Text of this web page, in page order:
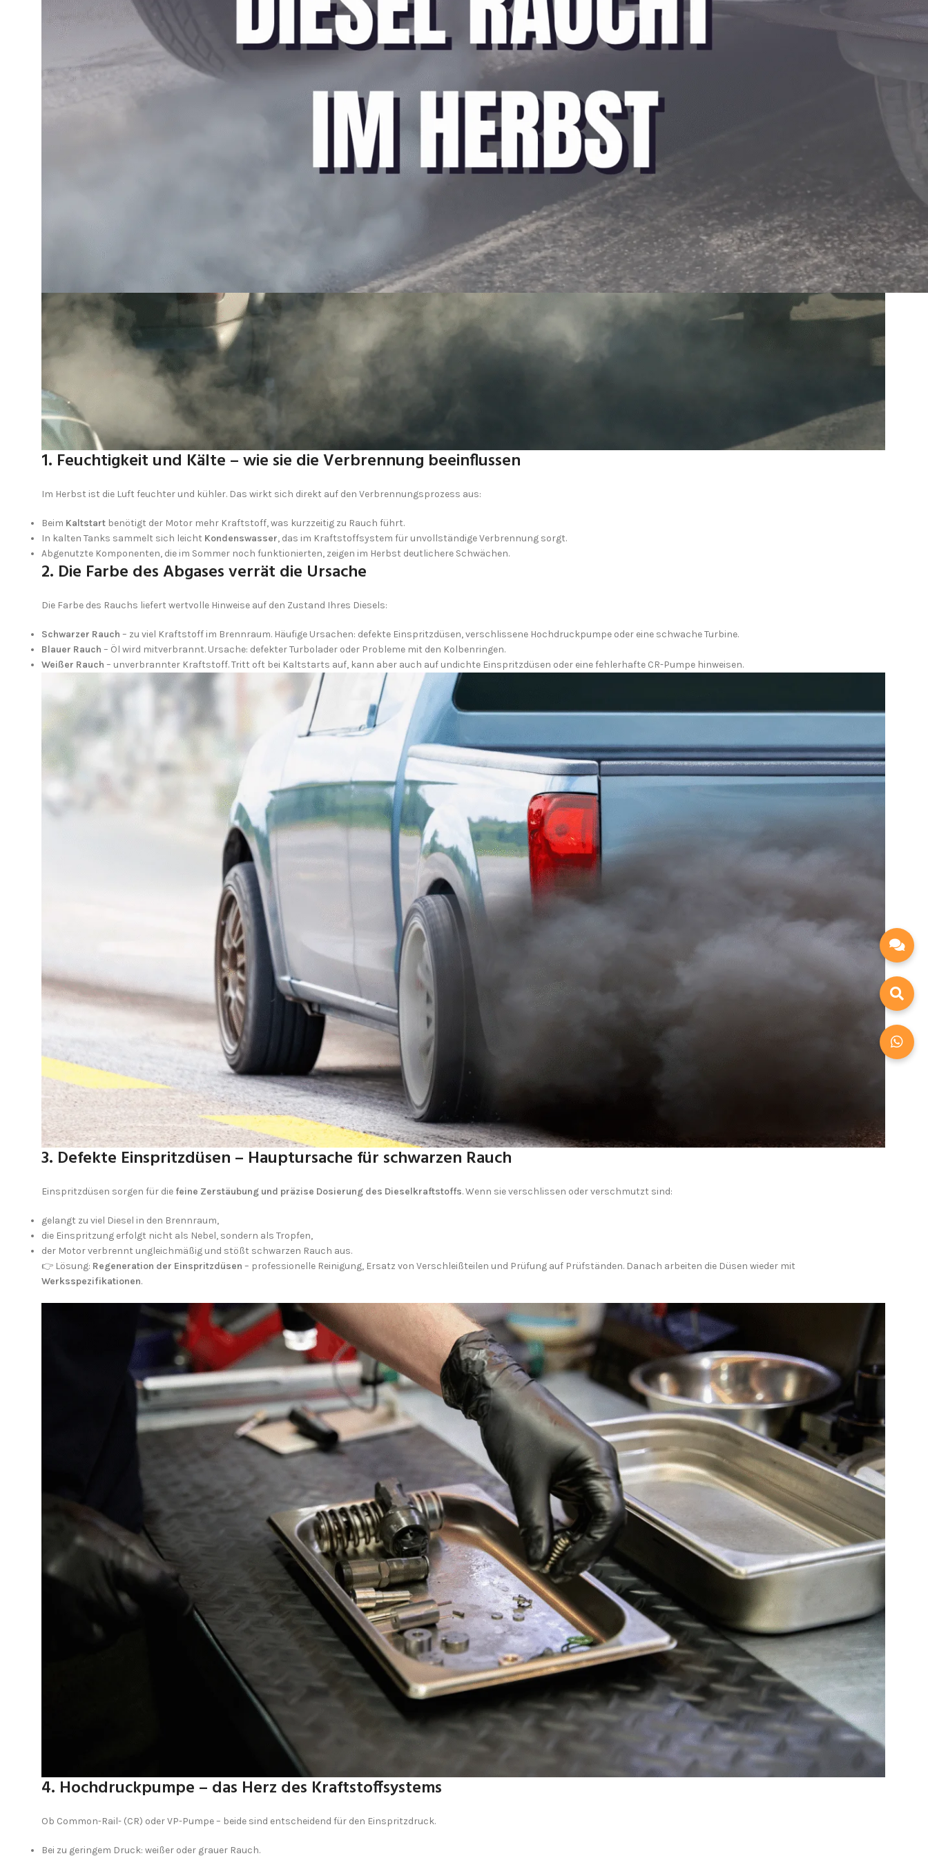
1. Feuchtigkeit und Kälte – wie sie die Verbrennung beeinflussen
Im Herbst ist die Luft feuchter und kühler. Das wirkt sich direkt auf den Verbrennungsprozess aus:
Beim Kaltstart benötigt der Motor mehr Kraftstoff, was kurzzeitig zu Rauch führt.
In kalten Tanks sammelt sich leicht Kondenswasser, das im Kraftstoffsystem für unvollständige Verbrennung sorgt.
Abgenutzte Komponenten, die im Sommer noch funktionierten, zeigen im Herbst deutlichere Schwächen.
2. Die Farbe des Abgases verrät die Ursache
Die Farbe des Rauchs liefert wertvolle Hinweise auf den Zustand Ihres Diesels:
Schwarzer Rauch – zu viel Kraftstoff im Brennraum. Häufige Ursachen: defekte Einspritzdüsen, verschlissene Hochdruckpumpe oder eine schwache Turbine.
Blauer Rauch – Öl wird mitverbrannt. Ursache: defekter Turbolader oder Probleme mit den Kolbenringen.
Weißer Rauch – unverbrannter Kraftstoff. Tritt oft bei Kaltstarts auf, kann aber auch auf undichte Einspritzdüsen oder eine fehlerhafte CR-Pumpe hinweisen.
3. Defekte Einspritzdüsen – Hauptursache für schwarzen Rauch
Einspritzdüsen sorgen für die feine Zerstäubung und präzise Dosierung des Dieselkraftstoffs. Wenn sie verschlissen oder verschmutzt sind:
gelangt zu viel Diesel in den Brennraum,
die Einspritzung erfolgt nicht als Nebel, sondern als Tropfen,
der Motor verbrennt ungleichmäßig und stößt schwarzen Rauch aus.
👉 Lösung: Regeneration der Einspritzdüsen – professionelle Reinigung, Ersatz von Verschleißteilen und Prüfung auf Prüfständen. Danach arbeiten die Düsen wieder mit
Werksspezifikationen.
4. Hochdruckpumpe – das Herz des Kraftstoffsystems
Ob Common-Rail- (CR) oder VP-Pumpe – beide sind entscheidend für den Einspritzdruck.
Bei zu geringem Druck: weißer oder grauer Rauch.